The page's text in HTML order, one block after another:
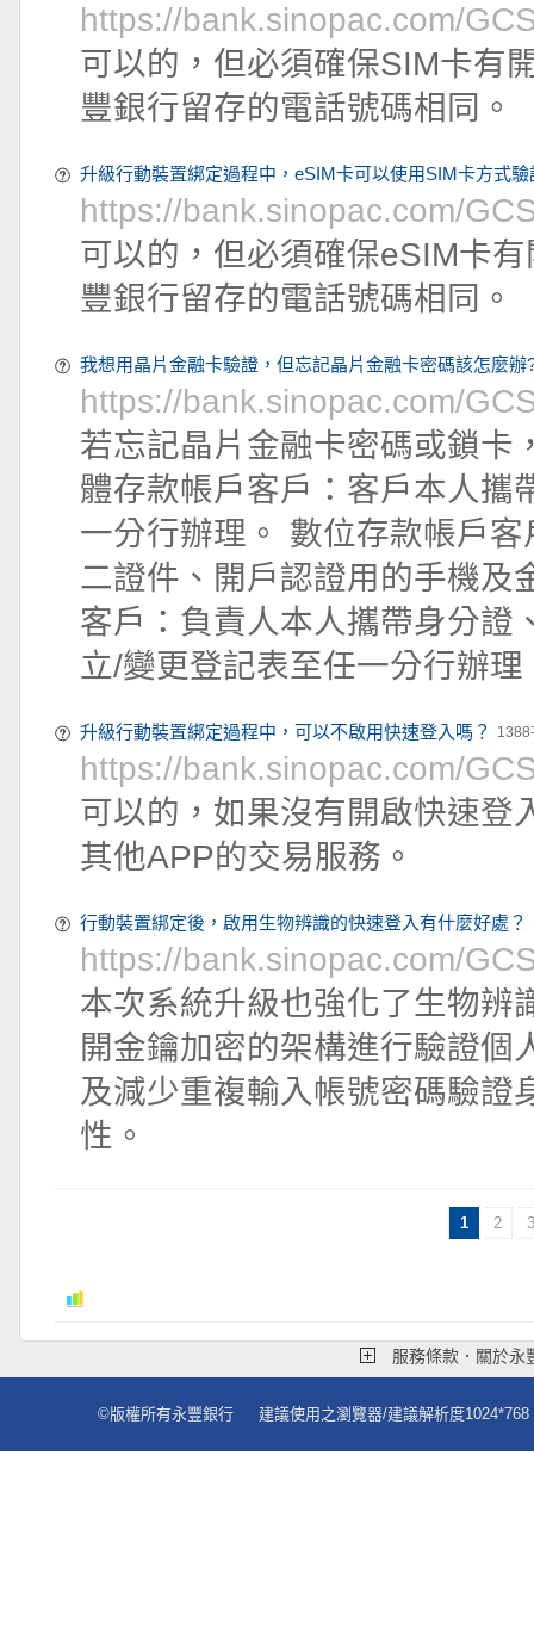
https://bank.sinopac.com/
可以的，但必須確保SIM卡有
豐銀行留存的電話號碼相同。
升級行動裝置綁定過程中，eSIM卡可以使用SIM卡方式驗
https://bank.sinopac.com/
可以的，但必須確保eSIM卡
豐銀行留存的電話號碼相同。
我想用晶片金融卡驗證，但忘記晶片金融卡密碼該怎麼辦
https://bank.sinopac.com/
若忘記晶片金融卡密碼或鎖卡
體存款帳戶客戶：客戶本人攜
一分行辦理。 數位存款帳戶
二證件、開戶認證用的手機及
客戶：負責人本人攜帶身分證
立/變更登記表至任一分行辦理
升級行動裝置綁定過程中，可以不啟用快速登入嗎？ 1388
https://bank.sinopac.com/
可以的，如果沒有開啟快速登
其他APP的交易服務。
行動裝置綁定後，啟用生物辨識的快速登入有什麼好處？
https://bank.sinopac.com/
本次系統升級也強化了生物辨
開金鑰加密的架構進行驗證個
及減少重複輸入帳號密碼驗證
性。
1 2 3
服務條款．關於永
©版權所有永豐銀行 建議使用之瀏覽器/建議解析度